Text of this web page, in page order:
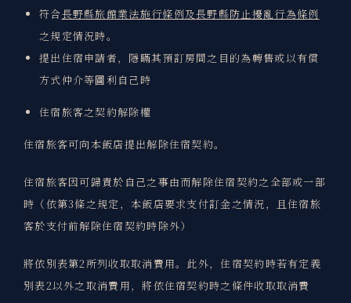
符合長野縣旅館業法施行條例及長野縣防止擾亂行為條例
之規定情況時。
提出住宿申請者，隱瞞其預訂房間之目的為轉售或以有償
方式仲介等圖利自己時
住宿旅客之契約解除權
住宿旅客可向本飯店提出解除住宿契約。
住宿旅客因可歸責於自己之事由而解除住宿契約之全部或一部
時（依第3條之規定，本飯店要求支付訂金之情況，且住宿旅
客於支付前解除住宿契約時除外）
將依別表第2所列收取取消費用。此外，住宿契約時若有定義
別表2以外之取消費用，將依住宿契約時之條件收取取消費